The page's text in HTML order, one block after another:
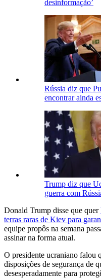
desinformação’
Rússia diz que
encontrar ainda
Trump diz que
guerra com
Donald Trump disse que quer
terras raras de Kiev para
equipe propôs na semana
assinar na forma atual.
O presidente ucraniano falou
disposições de segurança de
desesperadamente para